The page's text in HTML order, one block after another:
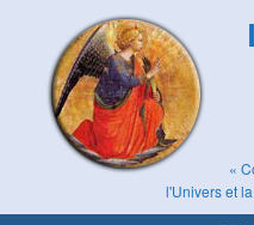
«
l'Univers et